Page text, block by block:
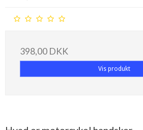
398,00 DKK
Vis produkt